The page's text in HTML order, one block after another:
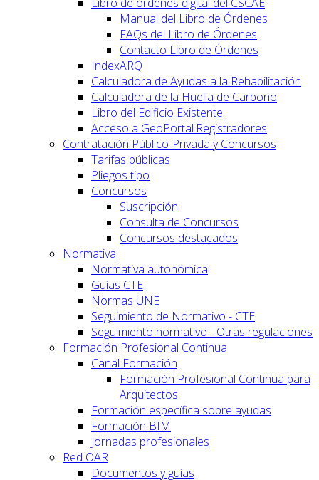
Manual del Libro de Órdenes
FAQs del Libro de Órdenes
Contacto Libro de Órdenes
IndexARQ
Calculadora de Ayudas a la Rehabilitación
Calculadora de la Huella de Carbono
Libro del Edificio Existente
Acceso a GeoPortal.Registradores
Contratación Público-Privada y Concursos
Tarifas públicas
Pliegos tipo
Concursos
Suscripción
Consulta de Concursos
Concursos destacados
Normativa
Normativa autonómica
Guías CTE
Normas UNE
Seguimiento de Normativo - CTE
Seguimiento normativo - Otras regulaciones
Formación Profesional Continua
Canal Formación
Formación Profesional Continua para
Arquitectos
Formación específica sobre ayudas
Formación BIM
Jornadas profesionales
Red OAR
Documentos y guías